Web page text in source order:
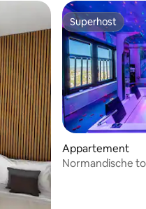
Superhost
Superhost
Appartement
Normandische